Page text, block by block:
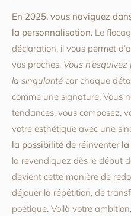
En 2025, vous naviguez
la personnalisation. Le
déclaration, il vous permet
vos proches. Vous
la singularité car chaque
comme une signature. Vous
tendances, vous composez,
votre esthétique avec une
la possibilité de réinventer
la revendiquez dès le début
devient cette manière de
déjouer la répétition, de
poétique. Voilà votre